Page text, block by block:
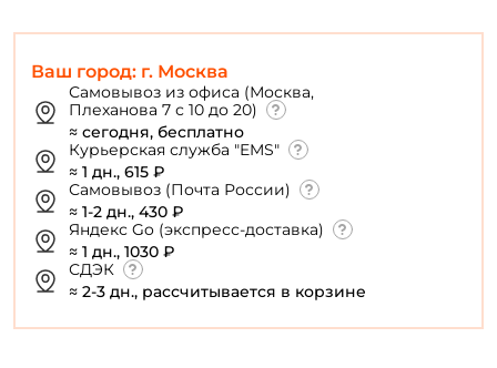
Ваш город: г. Москва
Самовывоз из офиса (Москва,
Плеханова 7 с 10 до 20)
≈ сегодня, бесплатно
Курьерская служба "EMS"
≈ 1 дн., 615 ₽
Самовывоз (Почта России)
≈ 1-2 дн., 430 ₽
Яндекс Go (экспресс-доставка)
≈ 1 дн., 1030 ₽
СДЭК
≈ 2-3 дн., рассчитывается в корзине